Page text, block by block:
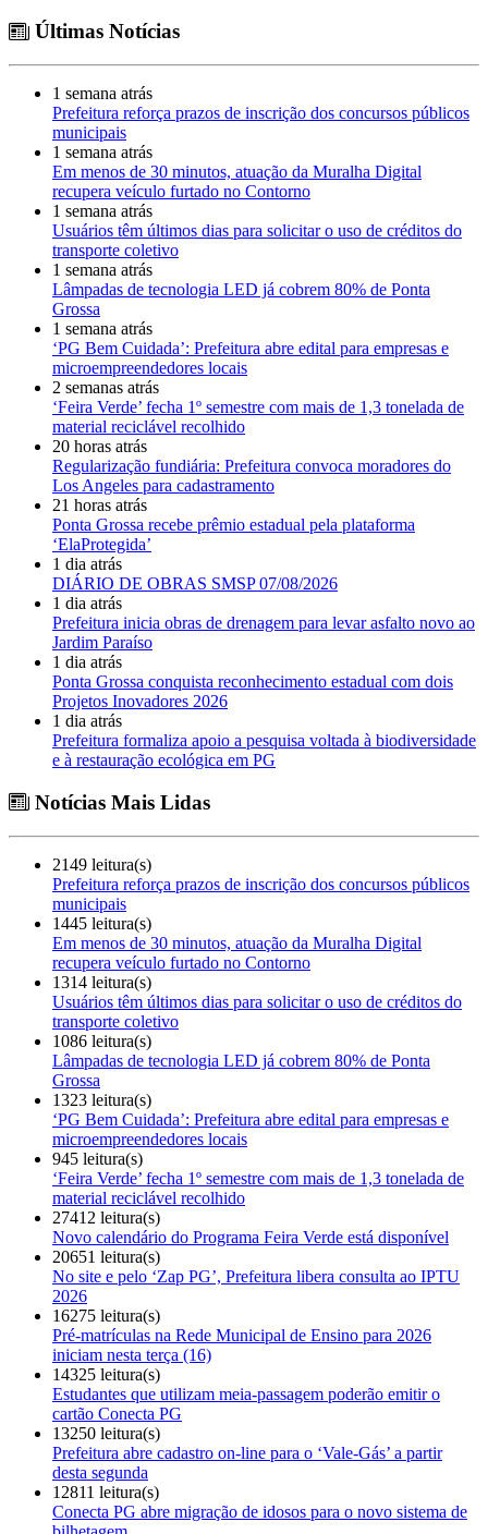
Últimas Notícias
1 semana atrás
Prefeitura reforça prazos de inscrição dos concursos públicos
municipais
1 semana atrás
Em menos de 30 minutos, atuação da Muralha Digital
recupera veículo furtado no Contorno
1 semana atrás
Usuários têm últimos dias para solicitar o uso de créditos do
transporte coletivo
1 semana atrás
Lâmpadas de tecnologia LED já cobrem 80% de Ponta
Grossa
1 semana atrás
‘PG Bem Cuidada’: Prefeitura abre edital para empresas e
microempreendedores locais
2 semanas atrás
‘Feira Verde’ fecha 1º semestre com mais de 1,3 tonelada de
material reciclável recolhido
20 horas atrás
Regularização fundiária: Prefeitura convoca moradores do
Los Angeles para cadastramento
21 horas atrás
Ponta Grossa recebe prêmio estadual pela plataforma
‘ElaProtegida’
1 dia atrás
DIÁRIO DE OBRAS SMSP 07/08/2026
1 dia atrás
Prefeitura inicia obras de drenagem para levar asfalto novo ao
Jardim Paraíso
1 dia atrás
Ponta Grossa conquista reconhecimento estadual com dois
Projetos Inovadores 2026
1 dia atrás
Prefeitura formaliza apoio a pesquisa voltada à biodiversidade
e à restauração ecológica em PG
Notícias Mais Lidas
2149 leitura(s)
Prefeitura reforça prazos de inscrição dos concursos públicos
municipais
1445 leitura(s)
Em menos de 30 minutos, atuação da Muralha Digital
recupera veículo furtado no Contorno
1314 leitura(s)
Usuários têm últimos dias para solicitar o uso de créditos do
transporte coletivo
1086 leitura(s)
Lâmpadas de tecnologia LED já cobrem 80% de Ponta
Grossa
1323 leitura(s)
‘PG Bem Cuidada’: Prefeitura abre edital para empresas e
microempreendedores locais
945 leitura(s)
‘Feira Verde’ fecha 1º semestre com mais de 1,3 tonelada de
material reciclável recolhido
27412 leitura(s)
Novo calendário do Programa Feira Verde está disponível
20651 leitura(s)
No site e pelo ‘Zap PG’, Prefeitura libera consulta ao IPTU
2026
16275 leitura(s)
Pré-matrículas na Rede Municipal de Ensino para 2026
iniciam nesta terça (16)
14325 leitura(s)
Estudantes que utilizam meia-passagem poderão emitir o
cartão Conecta PG
13250 leitura(s)
Prefeitura abre cadastro on-line para o ‘Vale-Gás’ a partir
desta segunda
12811 leitura(s)
Conecta PG abre migração de idosos para o novo sistema de